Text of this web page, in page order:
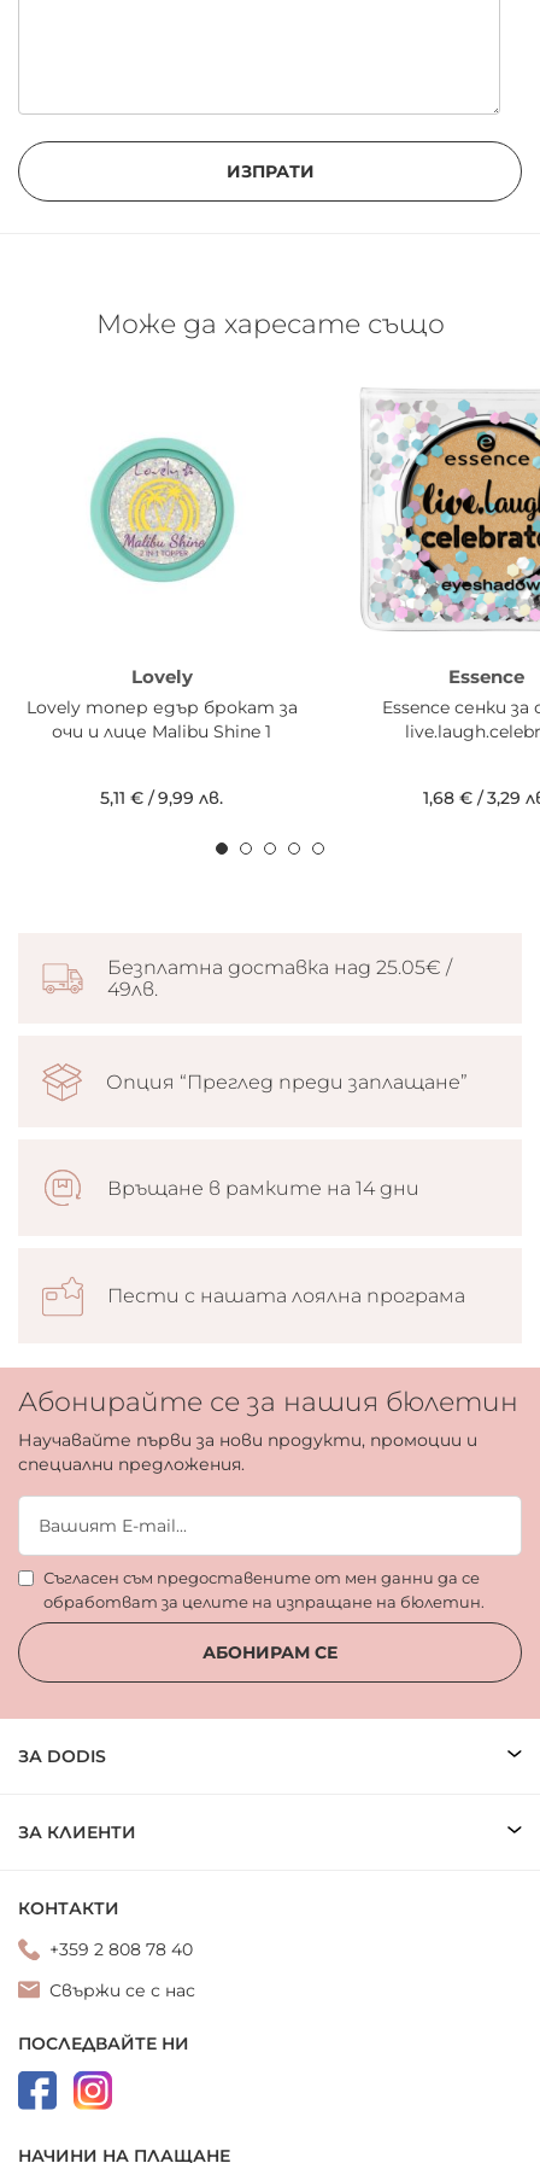
ИЗПРАТИ
Може да харесате също
Lovely
Lovely топер едър брокат за
очи и лице Malibu Shine 1
5,11 € /9,99 лв.
Essence
Essence сенки за
1,68 €/3,29
Безплатна доставка над 25.05€ /
49лв.
Опция “Преглед преди заплащане”
Връщане в рамките на 14 дни
Пести с нашата лоялна програма
Абонирайте се за нашия бюлетин
Научавайте първи за нови продукти, промоции и
специални предложения.
Съгласен съм предоставените от мен данни да се
обработват за целите на изпращане на бюлетин.
АБОНИРАМ СЕ
ЗА DODIS
ЗА КЛИЕНТИ
КОНТАКТИ
+359 2 808 78 40
Свържи се с нас
ПОСЛЕДВАЙТЕ НИ
НАЧИНИ НА ПЛАЩАНЕ